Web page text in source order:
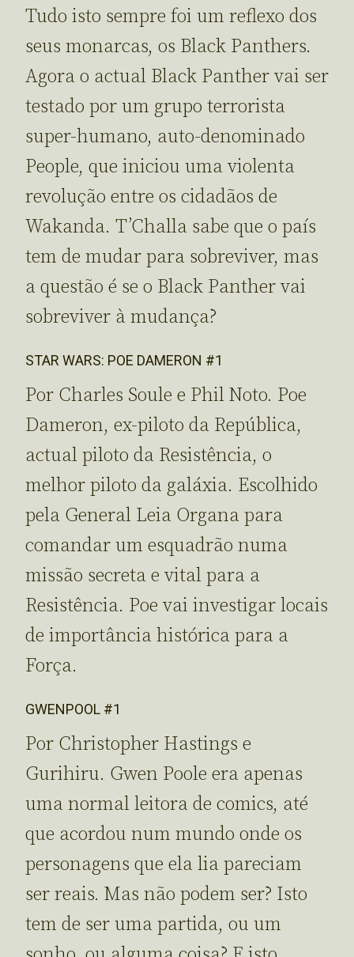
Tudo isto sempre foi um reflexo dos
seus monarcas, os Black Panthers.
Agora o actual Black Panther vai ser
testado por um grupo terrorista
super-humano, auto-denominado
People, que iniciou uma violenta
revolução entre os cidadãos de
Wakanda. T’Challa sabe que o país
tem de mudar para sobreviver, mas
a questão é se o Black Panther vai
sobreviver à mudança?
STAR WARS: POE DAMERON #1
Por Charles Soule e Phil Noto. Poe
Dameron, ex-piloto da República,
actual piloto da Resistência, o
melhor piloto da galáxia. Escolhido
pela General Leia Organa para
comandar um esquadrão numa
missão secreta e vital para a
Resistência. Poe vai investigar locais
de importância histórica para a
Força.
GWENPOOL #1
Por Christopher Hastings e
Gurihiru. Gwen Poole era apenas
uma normal leitora de comics, até
que acordou num mundo onde os
personagens que ela lia pareciam
ser reais. Mas não podem ser? Isto
tem de ser uma partida, ou um